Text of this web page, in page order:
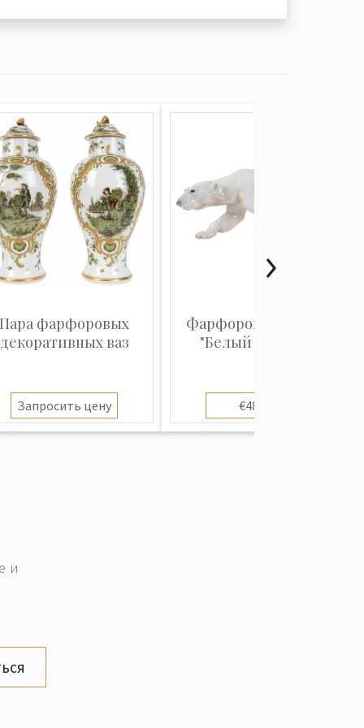
Пара фарфоровых
декоративных ваз
Запросить цену
Фарфоровая фигура
"Белый медведь"
€480.00
и